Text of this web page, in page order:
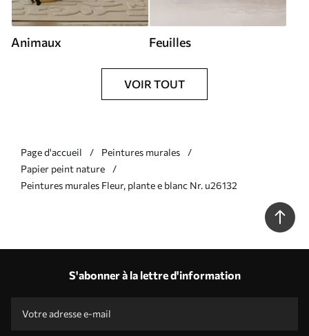
Animaux Feuilles
VOIR TOUT
Page d'accueil
Peintures murales
Papier peint nature
Peintures murales Fleur, plante e blanc Nr. u26132
S'abonner à la lettre d'information